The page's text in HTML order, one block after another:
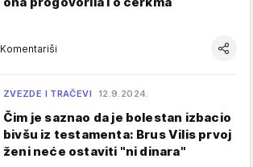
Komentariši
ZVEZDE I TRAČEVI 12.9.2024.
Čim je saznao da je bolestan izbacio
bivšu iz testamenta: Brus Vilis prvoj
ženi neće ostaviti "ni dinara"